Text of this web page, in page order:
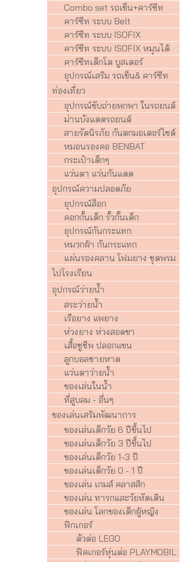
Combo set รถเข็น+คาร์ซีท
คาร์ซีท ระบบ Belt
คาร์ซีท ระบบ ISOFIX
คาร์ซีท ระบบ ISOFIX หมุนได้
คาร์ซีทเด็กโต บูสเตอร์
อุปกรณ์เสริม รถเข็น& คาร์ซีท
ท่องเที่ยว
อุปกรณ์ขับถ่ายพกพา ในรถยนต์
ม่านบังแดดรถยนต์
สายรัดนิรภัย กันตกมอเตอร์ไซด์
หมอนรองคอ BENBAT
กระเป๋าเด็กๆ
แว่นตา แว่นกันแดด
อุปกรณ์ความปลอดภัย
อุปกรณ์ล็อก
คอกกั้นเด็ก รั้วกั้นเด็ก
อุปกรณ์กันกระแทก
หมวกผ้า กันกระแทก
แผ่นรองคลาน โฟมยาง ชุดพรม
ไปโรงเรียน
อุปกรณ์ว่ายน้ำ
สระว่ายน้ำ
เรือยาง แพยาง
ห่วงยาง ห่วงสอดขา
เสื้อชูชีพ ปลอกแขน
ลูกบอลชายหาด
แว่นตาว่ายน้ำ
ของเล่นในน้ำ
ที่สูบลม - อื่นๆ
ของเล่นเสริมพัฒนาการ
ของเล่นเด็กวัย 6 ปีขึ้นไป
ของเล่นเด็กวัย 3 ปีขึ้นไป
ของเล่นเด็กวัย 1-3 ปี
ของเล่นเด็กวัย 0 - 1 ปี
ของเล่น เกมส์ คลาสสิก
ของเล่น ทารกและวัยหัดเดิน
ของเล่น โลกของเด็กผู้หญิง
ฟิกเกอร์
ตัวต่อ LEGO
ฟิคเกอร์หุ่นต่อ PLAYMOBIL